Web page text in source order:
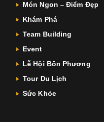
Món Ngon – Điểm Đẹp
Khám Phá
Team Building
Event
Lễ Hội Bốn Phương
Tour Du Lịch
Sức Khỏe